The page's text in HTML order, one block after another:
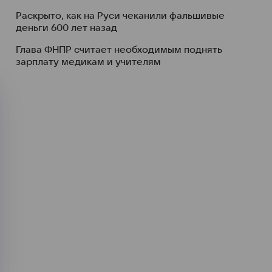
Раскрыто, как на Руси чеканили фальшивые
деньги 600 лет назад
Глава ФНПР считает необходимым поднять
зарплату медикам и учителям